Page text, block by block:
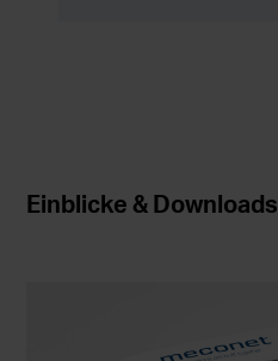
Einblicke & Downloads